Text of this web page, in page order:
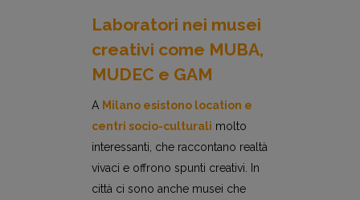
Laboratori nei musei
creativi come MUBA,
MUDEC e GAM
A Milano esistono location e
centri socio-culturali molto
interessanti, che raccontano realtà
vivaci e offrono spunti creativi. In
città ci sono anche musei che